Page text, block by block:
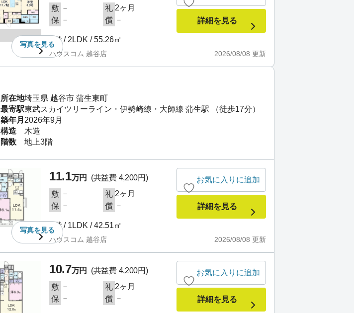
写真を見る
敷 － 礼 2ヶ月
保 － 償 －
3階 / 2LDK / 55.26㎡
2026/08/08 更新
ハウスコム 越谷店
詳細を見る
所在地埼玉県 越谷市 蒲生東町
最寄駅東武スカイツリーライン・伊勢崎線・大師線 蒲生駅 （徒歩17分）
築年月 2026年9月
構造
木造
階数
地上3階
写真を見る
11.1万円
(共益費 4,200円)
敷 － 礼 2ヶ月
保 － 償 －
1階 / 1LDK / 42.51㎡
2026/08/08 更新
ハウスコム 越谷店
お気に入りに追加
詳細を見る
10.7万円
(共益費 4,200円)
敷 － 礼 2ヶ月
保 － 償 －
お気に入りに追加
詳細を見る